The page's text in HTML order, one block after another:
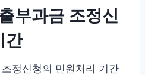
부과금 조정신
간
정신청의 민원처리 기간